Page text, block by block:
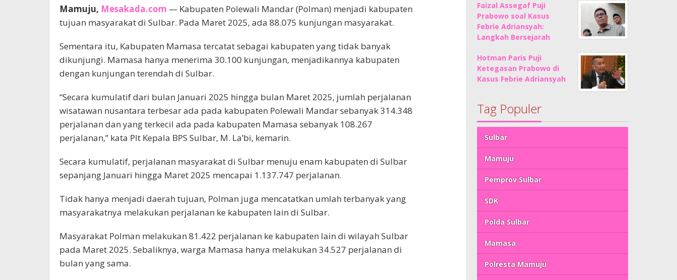
Mamuju, Mesakada.com — Kabupaten Polewali Mandar (Polman) menjadi kabupaten
tujuan masyarakat di Sulbar. Pada Maret 2025, ada 88.075 kunjungan masyarakat.
Sementara itu, Kabupaten Mamasa tercatat sebagai kabupaten yang tidak banyak
dikunjungi. Mamasa hanya menerima 30.100 kunjungan, menjadikannya kabupaten
dengan kunjungan terendah di Sulbar.
“Secara kumulatif dari bulan Januari 2025 hingga bulan Maret 2025, jumlah perjalanan
wisatawan nusantara terbesar ada pada kabupaten Polewali Mandar sebanyak 314.348
perjalanan dan yang terkecil ada pada kabupaten Mamasa sebanyak 108.267
perjalanan,” kata Plt Kepala BPS Sulbar, M. La’bi, kemarin.
Secara kumulatif, perjalanan masyarakat di Sulbar menuju enam kabupaten di Sulbar
sepanjang Januari hingga Maret 2025 mencapai 1.137.747 perjalanan.
Tidak hanya menjadi daerah tujuan, Polman juga mencatatkan umlah terbanyak yang
masyarakatnya melakukan perjalanan ke kabupaten lain di Sulbar.
Masyarakat Polman melakukan 81.422 perjalanan ke kabupaten lain di wilayah Sulbar
pada Maret 2025. Sebaliknya, warga Mamasa hanya melakukan 34.527 perjalanan di
bulan yang sama.
Faizal Assegaf Puji
Prabowo soal Kasus
Febrie Adriansyah:
Langkah Bersejarah
Hotman Paris Puji
Ketegasan Prabowo di
Kasus Febrie Adriansyah
Tag Populer
Sulbar
Mamuju
Pemprov Sulbar
SDK
Polda Sulbar
Mamasa
Polresta Mamuju